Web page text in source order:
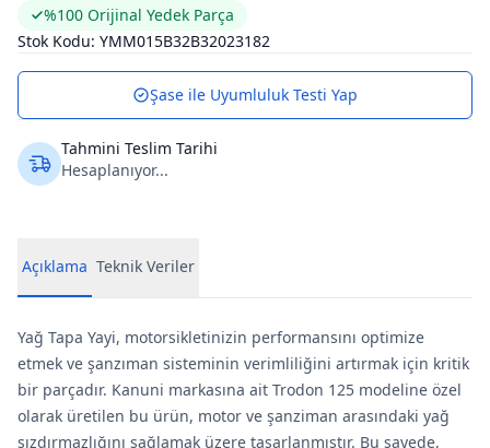
%100 Orijinal Yedek Parça
Stok Kodu: YMM015B32B32023182
Şase ile Uyumluluk Testi Yap
Tahmini Teslim Tarihi
Hesaplanıyor...
Açıklama Teknik Veriler
Yağ Tapa Yayi, motorsikletinizin performansını optimize
etmek ve şanzıman sisteminin verimliliğini artırmak için kritik
bir parçadır. Kanuni markasına ait Trodon 125 modeline özel
olarak üretilen bu ürün, motor ve şanziman arasındaki yağ
sızdırmazlığını sağlamak üzere tasarlanmıştır. Bu sayede,